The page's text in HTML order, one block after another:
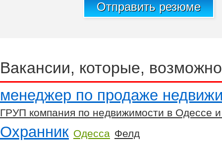
Отправить резюме
Вакансии, которые,
менеджер по продаже
ГРУП компания по недвижимости в Одессе
Охранник Одесса Фелд